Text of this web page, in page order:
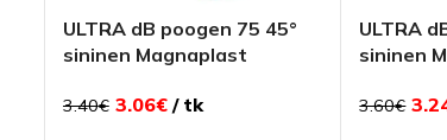
ULTRA dB poogen 75 45°
sininen Magnaplast
3.40€ 3.06€ tk
ULTRA
sininen
3.60€